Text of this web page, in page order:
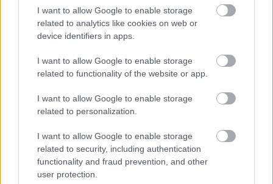
I want to allow Google to enable storage
related to analytics like cookies on web or
device identifiers in apps.
I want to allow Google to enable storage
related to functionality of the website or app.
I want to allow Google to enable storage
related to personalization.
I want to allow Google to enable storage
related to security, including authentication
functionality and fraud prevention, and other
user protection.
"Csak engedjenek át a határon,
jövünk!"
mtothorsi 2020. július 13.
Augusztus 21. és 29. között, a tervezett és már
meghirdetett versenyprogrammal, magas művészi